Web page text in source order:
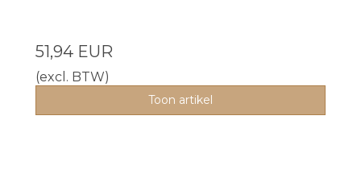
51,94 EUR
(excl. BTW)
Toon artikel